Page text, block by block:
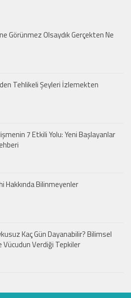
Görünmez Olsaydık Gerçekten Ne
Tehlikeli Şeyleri İzlemekten
7 Etkili Yolu: Yeni Başlayanlar
Hakkında Bilinmeyenler
Kaç Gün Dayanabilir? Bilimsel
Vücudun Verdiği Tepkiler